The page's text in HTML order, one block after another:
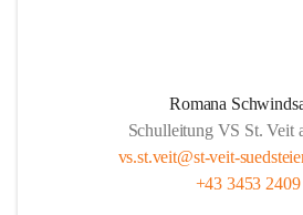
Romana
Schulleitung VS St. Veit
vs.st.veit@st-veit-
+43 3453 2409